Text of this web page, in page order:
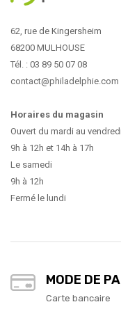
62, rue de Kingersheim
68200 MULHOUSE
Tél. : 03 89 50 07 08
contact@philadelphie.com
Horaires du magasin
Ouvert du mardi au vendredi
9h à 12h et 14h à 17h
Le samedi
9h à 12h
Fermé le lundi
MODE DE
Carte bancaire